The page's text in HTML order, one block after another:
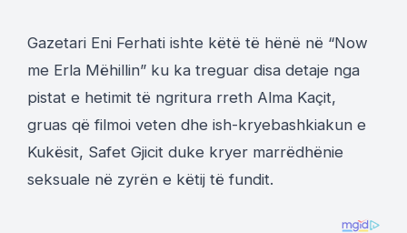
Gazetari Eni Ferhati ishte këtë të hënë në “Now
me Erla Mëhillin” ku ka treguar disa detaje nga
pistat e hetimit të ngritura rreth Alma Kaçit,
gruas që filmoi veten dhe ish-kryebashkiakun e
Kukësit, Safet Gjicit duke kryer marrëdhënie
seksuale në zyrën e këtij të fundit.